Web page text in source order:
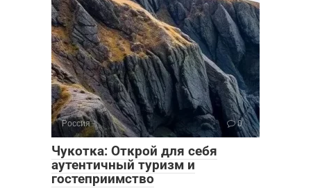
Россия 0
Чукотка: Открой для себя
аутентичный туризм и
гостеприимство